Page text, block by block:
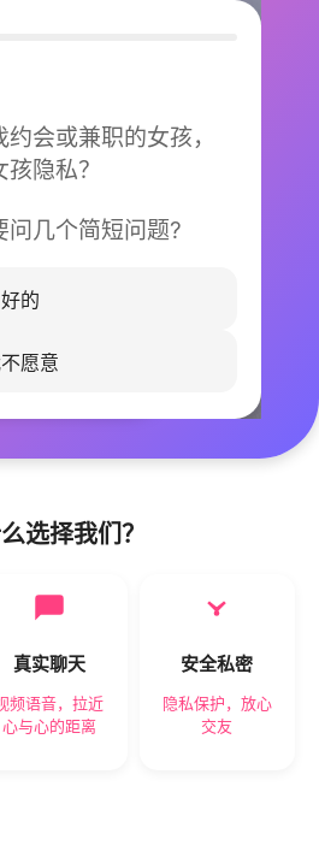
会或兼职的女孩，
隐私？
几个简短问题?
好的
愿意
不再孤单
，马上认识身边的TA
立即下载
选择我们？
真实聊天
频语音，拉近
心与心的距离
安全私密
隐私保护，放心
交友